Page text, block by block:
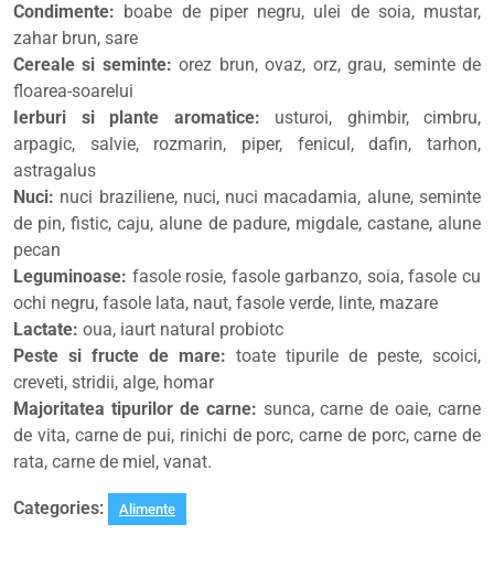
Condimente: boabe de piper negru, ulei de soia, mustar,
zahar brun, sare
Cereale si seminte: orez brun, ovaz, orz, grau, seminte de
floarea-soarelui
Ierburi si plante aromatice: usturoi, ghimbir, cimbru,
arpagic, salvie, rozmarin, piper, fenicul, dafin, tarhon,
astragalus
Nuci: nuci braziliene, nuci, nuci macadamia, alune, seminte
de pin, fistic, caju, alune de padure, migdale, castane, alune
pecan
Leguminoase: fasole rosie, fasole garbanzo, soia, fasole cu
ochi negru, fasole lata, naut, fasole verde, linte, mazare
Lactate: oua, iaurt natural probiotc
Peste si fructe de mare: toate tipurile de peste, scoici,
creveti, stridii, alge, homar
Majoritatea tipurilor de carne: sunca, carne de oaie, carne
de vita, carne de pui, rinichi de porc, carne de porc, carne de
rata, carne de miel, vanat.
Categories: Alimente